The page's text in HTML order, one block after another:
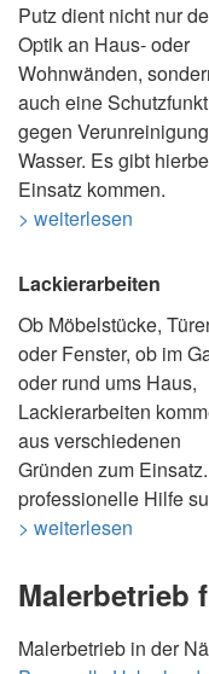
Putz dient nicht nur
Optik an Haus- oder
Wohnwänden,
auch eine
gegen
Wasser. Es gibt
Einsatz kommen.
> weiterlesen
Lackierarbeiten
Ob Möbelstücke,
oder Fenster, ob im
oder rund ums Haus,
Lackierarbeiten
aus verschiedenen
Gründen zum
professionelle Hilfe
> weiterlesen
Malerbetrieb
Malerbetrieb in der